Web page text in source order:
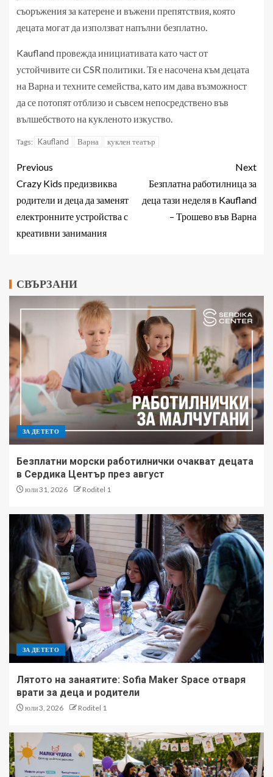
съоръжения за катерене и въжени препятствия, която
децата могат да използват напълни безплатно.
Kaufland провежда инициативата като част от
устойчивите си CSR политики. Тя е насочена към децата
на Варна и техните семейства, като им дава възможност
да се потопят отблизо и съвсем непосредствено във
вълшебството на кукленото изкуство.
Tags: Kaufland Варна куклен театър
Previous
Crazy Kids предизвиква
родители и деца да заменят
електронните устройства с
креативни занимания
Next
Безплатна работилница за
деца тази неделя в Kaufland
– Трошево във Варна
СВЪРЗАНИ
ЗА ДЕТЕТО
Безплатни морски работилнички очакват децата
в Сердика Център през август
юли 31, 2026 Roditel 1
ЗА ДЕТЕТО
Лятото на занаятите: Sofia Maker Space отваря
врати за деца и родители
юли 3, 2026 Roditel 1